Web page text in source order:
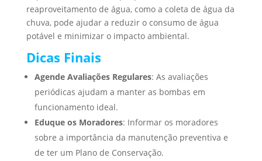
reaproveitamento de água, como a coleta de água da
chuva, pode ajudar a reduzir o consumo de água
potável e minimizar o impacto ambiental.
Dicas Finais
Agende Avaliações Regulares: As avaliações
periódicas ajudam a manter as bombas em
funcionamento ideal.
Eduque os Moradores: Informar os moradores
sobre a importância da manutenção preventiva e
de ter um Plano de Conservação.